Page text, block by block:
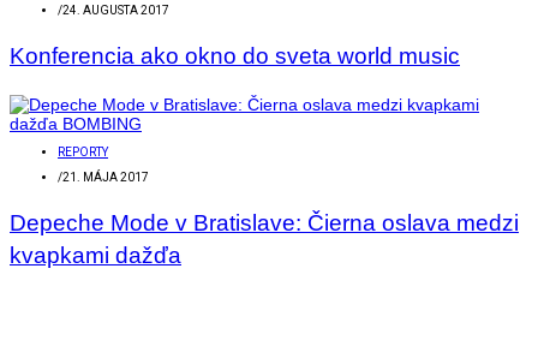
/24. AUGUSTA 2017
Konferencia ako okno do sveta world music
REPORTY
/21. MÁJA 2017
Depeche Mode v Bratislave: Čierna oslava medzi
kvapkami dažďa